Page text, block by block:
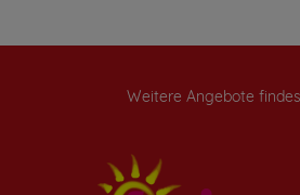
Weitere Angebote